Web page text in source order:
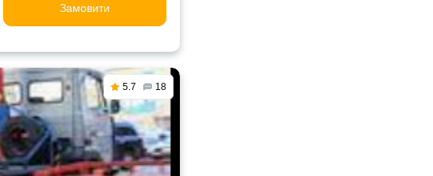
Замовити
5.7 18